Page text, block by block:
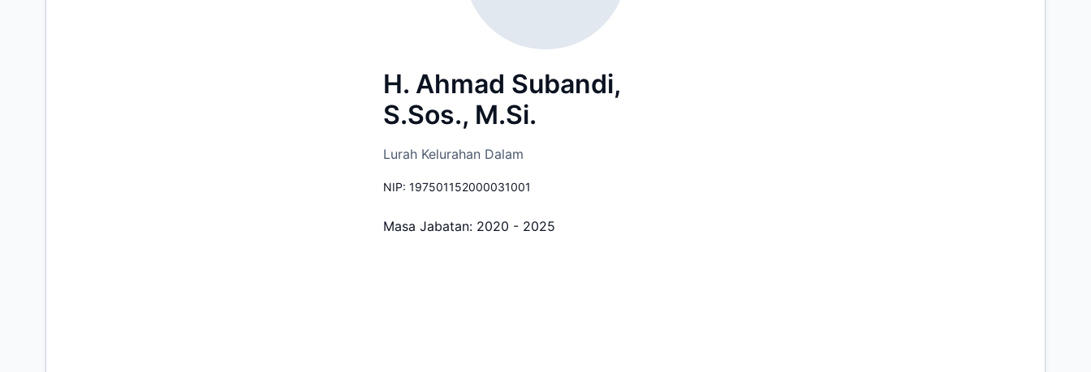
H. Ahmad Subandi,
S.Sos., M.Si.
Lurah Kelurahan Dalam
NIP: 197501152000031001
Masa Jabatan: 2020 - 2025